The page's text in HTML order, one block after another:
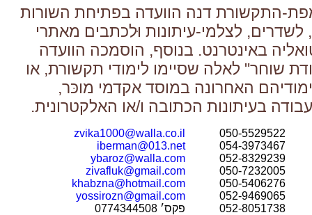
התקשורת דנה הוועדה בפתיחת השורות
לשדרים, לצלמי-עיתונות וּלכתבים מאתרי
באינטרנט. בנוסף, הוסמכה הוועדה
שוחר" לאלה שסיימו לימודי תקשורת, או
האחרונה במוסד אקדמי מוכּר,
בעיתונות הכתובה ו/או האלקטרונית.
050-5529522
zvika1000@walla.co.il
054-3973467
iberman@013.net
052-8329239
ybaroz@walla.com
050-7232005
zivafluk@gmail.com
050-5406276
khabzna@hotmail.com
052-9469065
yossirozn@gmail.com
052-8051738
פקס׳ 0774344508